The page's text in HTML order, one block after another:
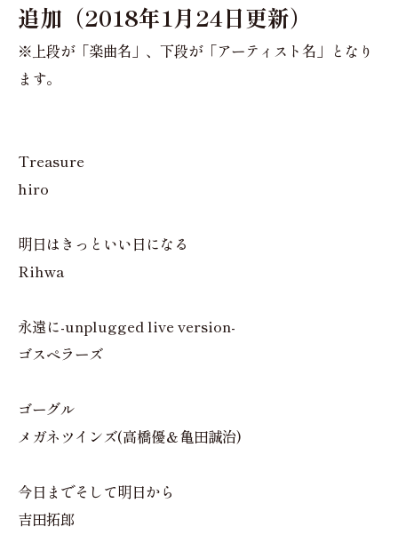
追加（2018年1月24日更新）
※上段が「楽曲名」、下段が「アーティスト名」となり
ます。
Treasure
hiro
明日はきっといい日になる
Rihwa
永遠に-unplugged live version-
ゴスペラーズ
ゴーグル
メガネツインズ(高橋優＆亀田誠治)
今日までそして明日から
吉田拓郎